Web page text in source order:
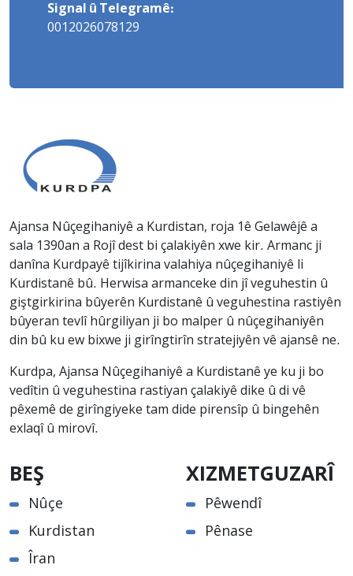
Signal û Telegramê:
0012026078129
Ajansa Nûçegihaniyê a Kurdistan, roja 1ê Gelawêjê a
sala 1390an a Rojî dest bi çalakiyên xwe kir. Armanc ji
danîna Kurdpayê tijîkirina valahiya nûçegihaniyê li
Kurdistanê bû. Herwisa armanceke din jî veguhestin û
giştgirkirina bûyerên Kurdistanê û veguhestina rastiyên
bûyeran tevlî hûrgiliyan ji bo malper û nûçegihaniyên
din bû ku ew bixwe ji girîngtirîn stratejiyên vê ajansê ne.
Kurdpa, Ajansa Nûçegihaniyê a Kurdistanê ye ku ji bo
vedîtin û veguhestina rastiyan çalakiyê dike û di vê
pêxemê de girîngiyeke tam dide pirensîp û bingehên
exlaqî û mirovî.
BEŞ
Nûçe
Kurdistan
Îran
XIZMETGUZARÎ
Pêwendî
Pênase